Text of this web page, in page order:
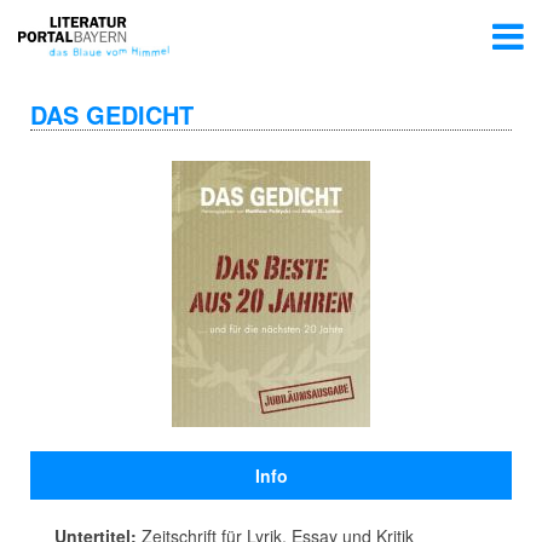
DAS GEDICHT
Info
Untertitel: Zeitschrift für Lyrik, Essay und Kritik